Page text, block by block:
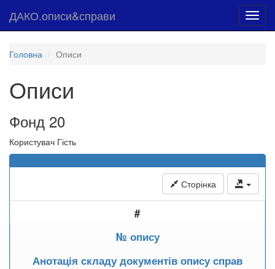
ДАКО.описи&справи
Головна Описи
Описи
Фонд 20
Користувач Гість
Сторінка
#
№ опису
Анотація складу документів опису справ